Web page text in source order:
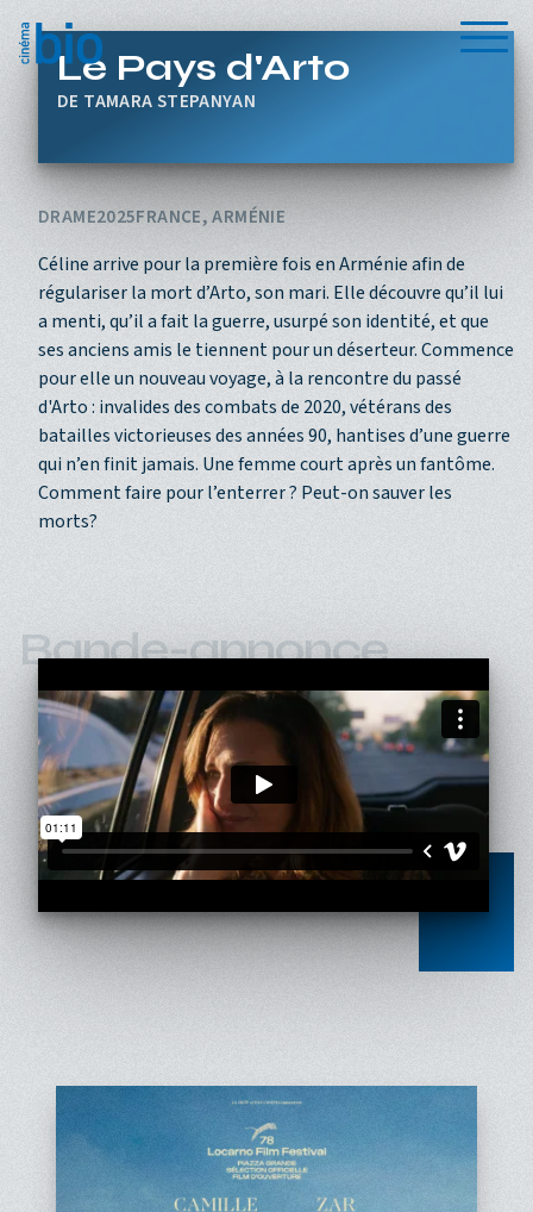
Le Pays d'Arto
TAMARA STEPANYAN
DRAME2025FRANCE, ARMÉNIE
Céline arrive pour la première fois en Arménie afin de
régulariser la mort d’Arto, son mari. Elle découvre qu’il lui
a menti, qu’il a fait la guerre, usurpé son identité, et que
ses anciens amis le tiennent pour un déserteur. Commence
pour elle un nouveau voyage, à la rencontre du passé
d'Arto : invalides des combats de 2020, vétérans des
batailles victorieuses des années 90, hantises d’une guerre
qui n’en finit jamais. Une femme court après un fantôme.
Comment faire pour l’enterrer ? Peut-on sauver les
morts?
Bande-annonce